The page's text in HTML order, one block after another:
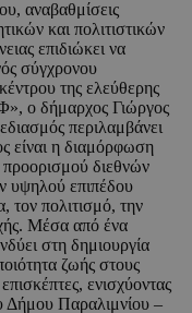
αναβαθμίσεις
και πολιτιστικών
επιδιώκει να
σύγχρονου
της ελεύθερης
ο δήμαρχος Γιώργος
περιλαμβάνει
είναι η διαμόρφωση
διεθνών
υψηλού επιπέδου
τον πολιτισμό, την
Μέσα από ένα
στη δημιουργία
ζωής στους
ενισχύοντας
Δήμου Παραλιμνίου –